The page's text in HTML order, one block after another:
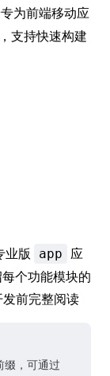
为前端移动应
支持快速构建
业版
app
应
个功能模块的
前完整阅读
缀，可通过